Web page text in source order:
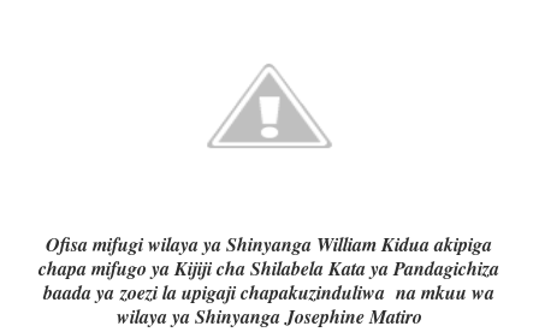
Ofisa mifugi wilaya ya Shinyanga William Kidua akipiga
chapa mifugo ya Kijiji cha Shilabela Kata ya Pandagichiza
baada yazoezi la upigaji chapakuzinduliwa na mkuu wa
wilaya ya Shinyanga Josephine Matiro